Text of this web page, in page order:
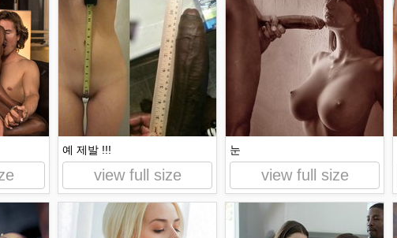
예 제발 !!!
view full size
눈
view full size